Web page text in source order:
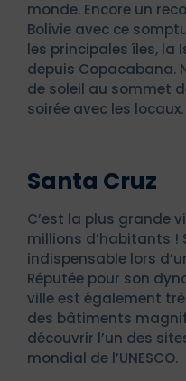
monde. Encore un
Bolivie avec ce
les principales îles, la
depuis Copacabana.
de soleil au sommet
soirée avec les locaux.
Santa Cruz
C’est la plus grande
millions d’habitants !
indispensable lors
Réputée pour son
ville est également
des bâtiments
découvrir l’un des
mondial de l’UNESCO.